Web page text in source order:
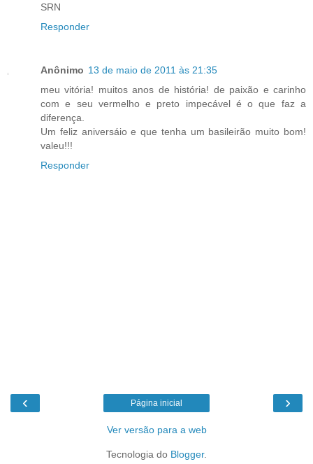
SRN
Responder
Anônimo 13 de maio de 2011 às 21:35
meu vitória! muitos anos de história! de paixão e carinho
com e seu vermelho e preto impecável é o que faz a
diferença.
Um feliz aniversáio e que tenha um basileirão muito bom!
valeu!!!
Responder
‹ ›
Página inicial
Ver versão para a web
Tecnologia do Blogger.